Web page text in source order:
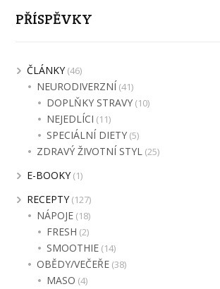
PŘÍSPĚVKY
ČLÁNKY(46)
NEURODIVERZNÍ (41)
DOPLŇKY STRAVY (10)
NEJEDLÍCI (11)
SPECIÁLNÍ DIETY (5)
ZDRAVÝ ŽIVOTNÍ STYL (25)
E-BOOKY(1)
RECEPTY(127)
NÁPOJE (18)
FRESH (2)
SMOOTHIE (14)
OBĚDY/VEČEŘE (38)
MASO (4)